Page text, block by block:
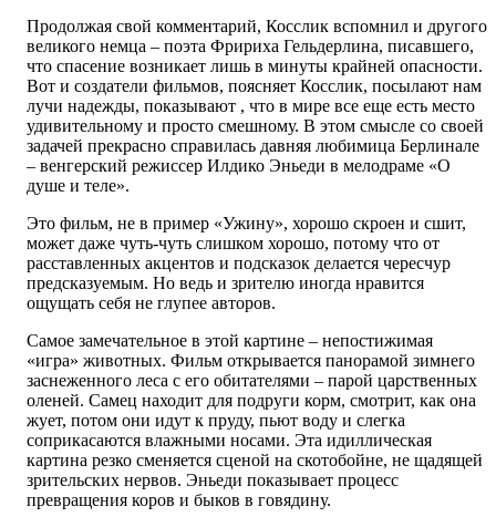
Продолжая свой комментарий, Косслик вспомнил и другого
великого немца – поэта Фририха Гельдерлина, писавшего,
что спасение возникает лишь в минуты крайней опасности.
Вот и создатели фильмов, поясняет Косслик, посылают нам
лучи надежды, показывают , что в мире все еще есть место
удивительному и просто смешному. В этом смысле со своей
задачей прекрасно справилась давняя любимица Берлинале
– венгерский режиссер Илдико Эньеди в мелодраме «О
душе и теле».
Это фильм, не в пример «Ужину», хорошо скроен и сшит,
может даже чуть-чуть слишком хорошо, потому что от
расставленных акцентов и подсказок делается чересчур
предсказуемым. Но ведь и зрителю иногда нравится
ощущать себя не глупее авторов.
Самое замечательное в этой картине – непостижимая
«игра» животных. Фильм открывается панорамой зимнего
заснеженного леса с его обитателями – парой царственных
оленей. Самец находит для подруги корм, смотрит, как она
жует, потом они идут к пруду, пьют воду и слегка
соприкасаются влажными носами. Эта идиллическая
картина резко сменяется сценой на скотобойне, не щадящей
зрительских нервов. Эньеди показывает процесс
превращения коров и быков в говядину.